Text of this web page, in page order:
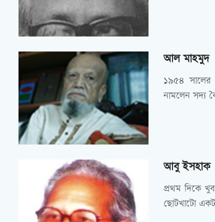
আল মাহমুদ
১৯৫৪
নামলেন সদ্য
আবু ইসহাক
প্রথম দিকে
ছোটখাটো